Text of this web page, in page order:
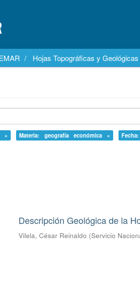
Hojas Topográficas y Geológicas
× Materia: geografía económica ×
Descripción Geológica de la
Vilela, César Reinaldo (Servicio